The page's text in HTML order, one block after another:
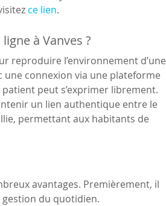
ce lien.
à Vanves ?
reproduire l’environnement d’une
une connexion via une plateforme
peut s’exprimer librement.
un lien authentique entre le
permettant aux habitants de
avantages. Premièrement, il
du quotidien.